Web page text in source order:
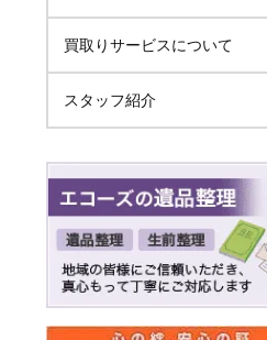
買取りサービスについて
スタッフ紹介